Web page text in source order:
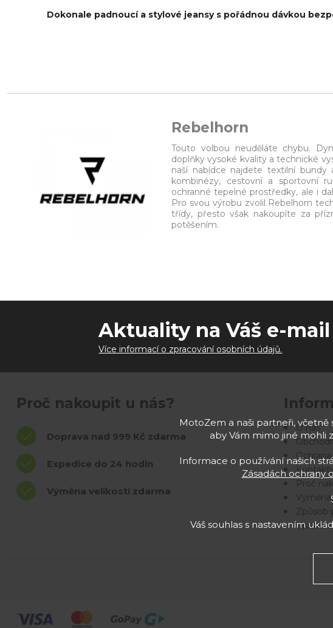
Dokonale padnoucí a stylové jeansy s pořádnou dávkou
Rebelhorn
Touto volbou neuděláte chybu.
doplňky vysoké kvality a technické
naší nabídce najdete textilní
kombinézy, cestovní a sportovní
ochranné tepelné prostředky, ale i
Pro svou výrobu zvolil Rebelhorn
třídy, přesto však nakoupíte za
potěšením.
Aktuality na Váš e-mail
Více informací o zpracování osobních údajů.
Proč nakoupit u nás?
Doprava nad 999 Kč zdarma
Expedice do 24 hodin
Výměna velikostí zdarma
O nás
Proč
Způsob
Upravit
MotoZem a naši partneři, včetně
aby Vám mimo jiné mohli
Informace o používání našich
Zásadách ochrany
Váš souhlas s nastavením